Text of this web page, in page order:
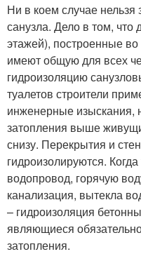
Ни в коем случае нельзя
санузла. Дело в том,
этажей), построенные
имеют общую для всех
гидроизоляцию
туалетов строители
инженерные
затопления выше
снизу. Перекрытия и
гидроизолируются.
водопровод, горячую
канализация, вытекла
– гидроизоляция
являющиеся
затопления.